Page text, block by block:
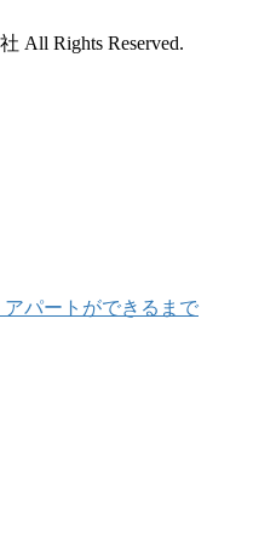
All Rights Reserved.
パートができるまで